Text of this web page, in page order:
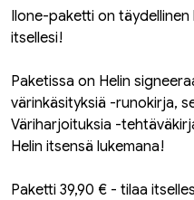
Ilone-paketti on täydellinen
itsellesi!
Paketissa on Helin
värinkäsityksiä -runokirja,
Väriharjoituksia -
Helin itsensä lukemana!
Paketti 39,90 € - tilaa